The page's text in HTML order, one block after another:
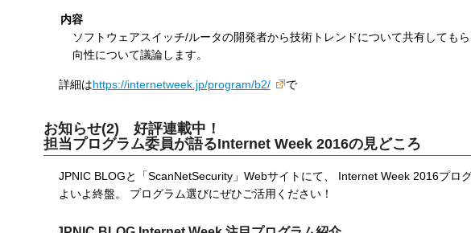
内容
ソフトウェアスイッチ/ルータの開発者から技術トレンドについて共有しても
向性について議論します。
詳細はhttps://internetweek.jp/program/b2/ で
お知らせ(2) 好評連載中！
担当プログラム委員が語るInternet Week 2016の見どころ
JPNIC BLOGと「ScanNetSecurity」Webサイトにて、 Internet Week 2016プロ
よいよ終盤。 プログラム選びにぜひご活用ください！